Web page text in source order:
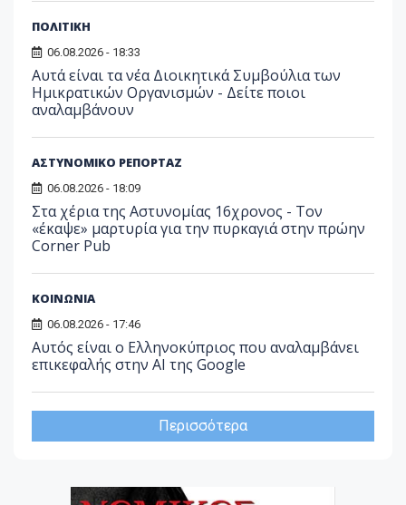
ΠΟΛΙΤΙΚΗ
06.08.2026 - 18:33
Αυτά είναι τα νέα Διοικητικά Συμβούλια των
Ημικρατικών Οργανισμών - Δείτε ποιοι
αναλαμβάνουν
ΑΣΤΥΝΟΜΙΚΟ ΡΕΠΟΡΤΑΖ
06.08.2026 - 18:09
Στα χέρια της Αστυνομίας 16χρονος - Τον
«έκαψε» μαρτυρία για την πυρκαγιά στην πρώην
Corner Pub
ΚΟΙΝΩΝΙΑ
06.08.2026 - 17:46
Αυτός είναι ο Ελληνοκύπριος που αναλαμβάνει
επικεφαλής στην ΑΙ της Google
Περισσότερα